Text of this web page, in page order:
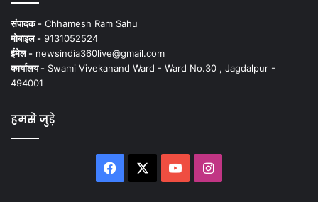
संपादक - Chhamesh Ram Sahu
मोबाइल - 9131052524
ईमेल - newsindia360live@gmail.com
कार्यालय - Swami Vivekanand Ward - Ward No.30 , Jagdalpur -
494001
हमसे जुड़े
Facebook YouTubeInstagram